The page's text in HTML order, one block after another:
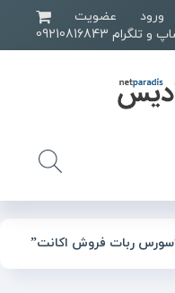
ورود
عضویت
ربات فروش اکانت”